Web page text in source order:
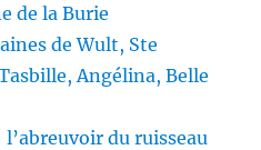
de la Burie
de Wult, Ste
Angélina, Belle
du ruisseau